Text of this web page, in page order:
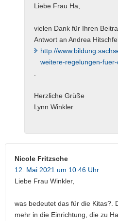
Liebe Frau Ha,
vielen Dank für Ihren
Antwort an Andrea
http://
weitere-regelungen-
Herzliche Grüße
Lynn Winkler
Nicole Fritzsche
12. Mai 2021 um 10:46 Uhr
Liebe Frau Winkler,
was bedeutet das für die Kitas?.
mehr in die Einrichtung, die zu